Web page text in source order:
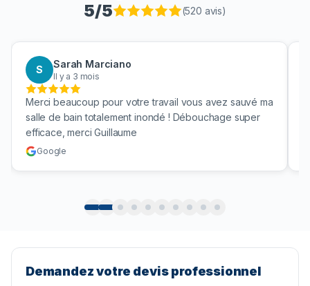
5/5 (520 avis)
S Sarah Marciano
Il y a 3 mois
Merci beaucoup pour votre travail vous avez sauvé ma
salle de bain totalement inondé ! Débouchage super
efficace, merci Guillaume
Google
Demandez votre devis professionnel